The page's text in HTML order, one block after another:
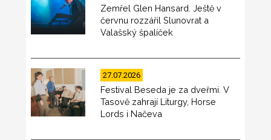
Zemřel Glen Hansard. Ještě v
červnu rozzářil Slunovrat a
Valašský špalíček
27.07.2026
Festival Beseda je za dveřmi. V
Tasově zahrají Liturgy, Horse
Lords i Načeva